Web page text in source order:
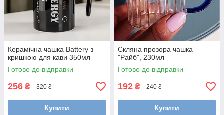
Керамічна чашка Battery з
кришкою для кави 350мл
Готово до відправки
256 ₴ 320 ₴
Купити
Скляна прозора чашка
"Райб", 230мл
Готово до відправки
192 ₴ 240 ₴
Купити